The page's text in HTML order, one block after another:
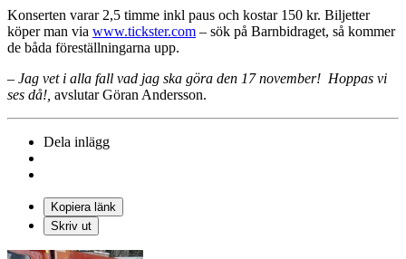
Konserten varar 2,5 timme inkl paus och kostar 150 kr. Biljetter
köper man via www.tickster.com – sök på Barnbidraget, så kommer
de båda föreställningarna upp.
– Jag vet i alla fall vad jag ska göra den 17 november! Hoppas vi
ses då!, avslutar Göran Andersson.
Dela inlägg
Kopiera länk
Skriv ut